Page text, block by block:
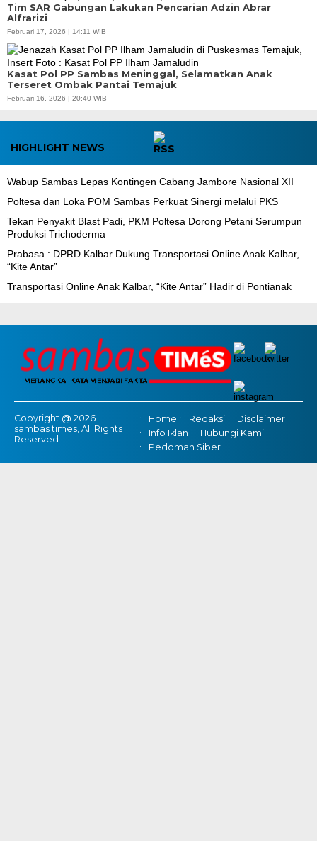
Tim SAR Gabungan Lakukan Pencarian Adzin Abrar
Alfrarizi
Februari 17, 2026 | 14:11 WIB
Kasat Pol PP Sambas Meninggal, Selamatkan Anak
Terseret Ombak Pantai Temajuk
Februari 16, 2026 | 20:40 WIB
HIGHLIGHT NEWS
Wabup Sambas Lepas Kontingen Cabang Jambore Nasional XII
Poltesa dan Loka POM Sambas Perkuat Sinergi melalui PKS
Tekan Penyakit Blast Padi, PKM Poltesa Dorong Petani Serumpun
Produksi Trichoderma
Prabasa : DPRD Kalbar Dukung Transportasi Online Anak Kalbar,
“Kite Antar”
Transportasi Online Anak Kalbar, “Kite Antar” Hadir di Pontianak
Copyright @ 2026
sambas times, All Rights
Reserved
Home Redaksi
Disclaimer
Info Iklan
Hubungi Kami
Pedoman Siber